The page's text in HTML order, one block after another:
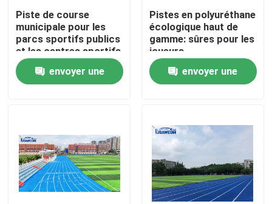
Accueil
Produits
À propos de nous
Piste de course
municipale pour les
parcs sportifs publics
et les centres sportifs
envoyer une
Pistes en polyuréthane
écologique haut de
gamme: sûres pour les
joueurs,
respectueuses de la
terre
envoyer une